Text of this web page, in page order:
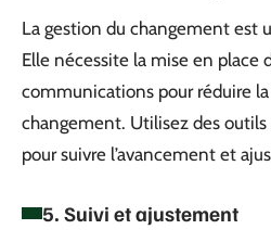
La gestion du changement est
Elle nécessite la mise en place
communications pour réduire
changement. Utilisez des
pour suivre l’avancement et
5. Suivi et ajustement